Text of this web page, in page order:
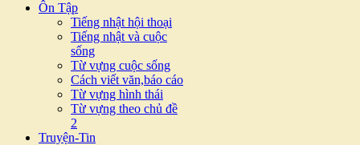
Ôn Tập
Tiếng nhật hội thoại
Tiếng nhật và cuộc
sống
Từ vựng cuộc sống
Cách viết văn,báo cáo
Từ vựng hình thái
Từ vựng theo chủ đề
2
Truyện-Tin